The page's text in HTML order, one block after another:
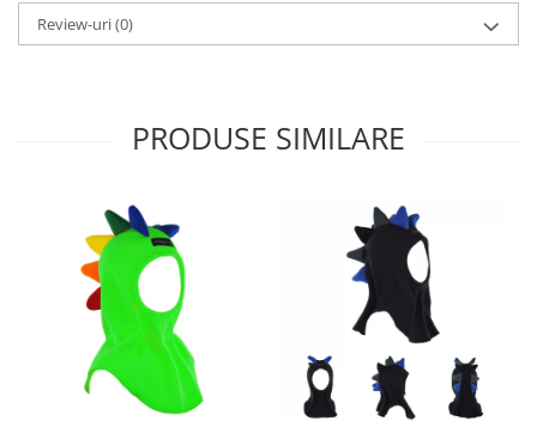
Review-uri(0)
PRODUSE SIMILARE